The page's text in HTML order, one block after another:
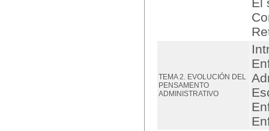
TEMA 2. EVOLUCIÓN DEL
PENSAMENTO
ADMINISTRATIVO